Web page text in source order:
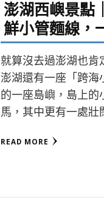
澎湖西嶼景點
鮮小管麵線，
就算沒去過澎湖也肯
澎湖還有一座「跨海
的一座島嶼，島上的
馬，其中更有一處
READ MORE